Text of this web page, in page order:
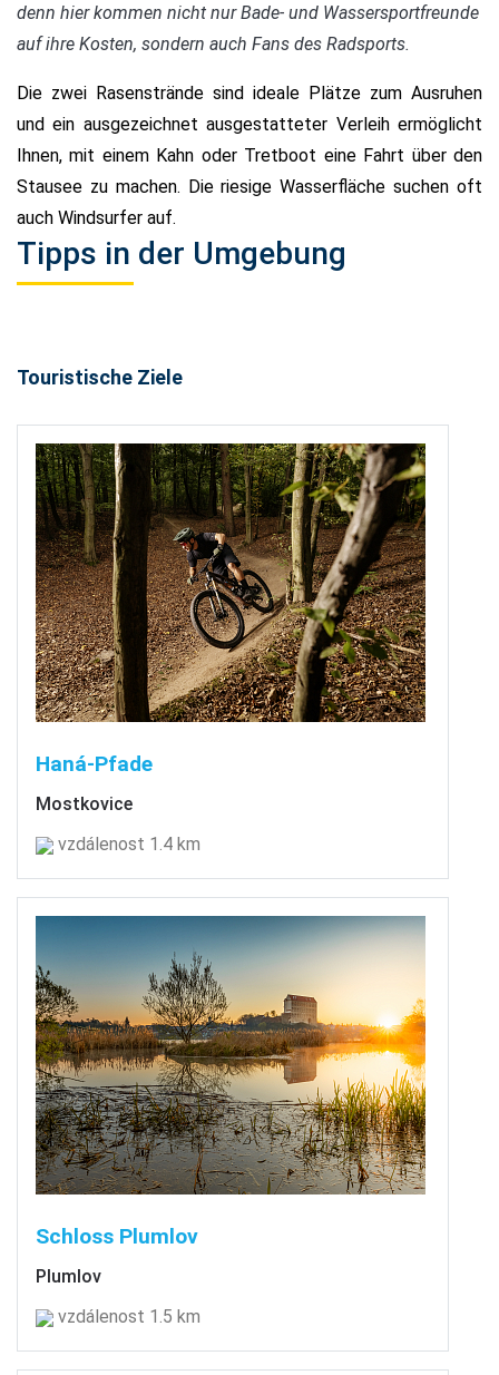
denn hier kommen nicht nur Bade- und Wassersportfreunde
auf ihre Kosten, sondern auch Fans des Radsports.
Die zwei Rasenstrände sind ideale Plätze zum Ausruhen
und ein ausgezeichnet ausgestatteter Verleih ermöglicht
Ihnen, mit einem Kahn oder Tretboot eine Fahrt über den
Stausee zu machen. Die riesige Wasserfläche suchen oft
auch Windsurfer auf.
Tipps in der Umgebung
Touristische Ziele
Haná-Pfade
Mostkovice
vzdálenost 1.4 km
Schloss Plumlov
Plumlov
vzdálenost 1.5 km